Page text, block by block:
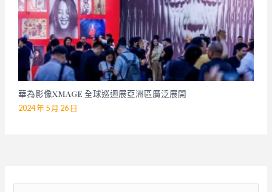
華為影像XMAGE 全球巡迴展亞洲區廣泛展開
2024 年 5 月 26 日